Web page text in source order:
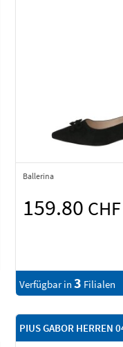
Ballerina
159.80 CHF
Verfügbar in 3 Filialen
PIUS GABOR HERREN